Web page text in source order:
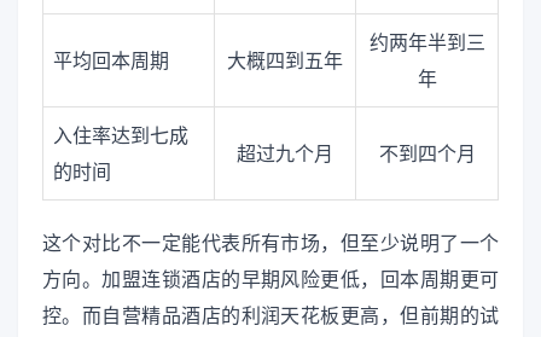
平均回本周期 大概四到五年
约两年半到三
年
入住率达到七成
的时间
超过九个月 不到四个月
这个对比不一定能代表所有市场，但至少说明了一个
方向。加盟连锁酒店的早期风险更低，回本周期更可
控。而自营精品酒店的利润天花板更高，但前期的试